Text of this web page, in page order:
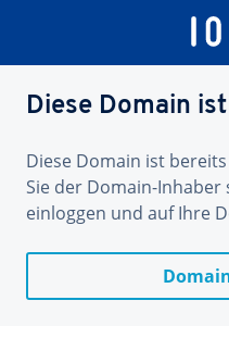
Diese Domain
Diese Domain ist
Sie der Domain-Inhaber
einloggen und auf Ihre